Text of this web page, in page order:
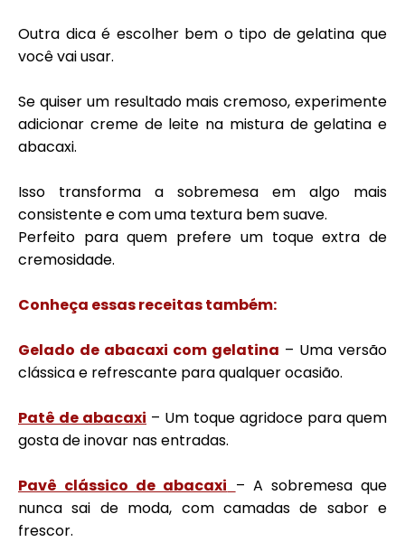
Outra dica é escolher bem o tipo de gelatina que
você vai usar.
Se quiser um resultado mais cremoso, experimente
adicionar creme de leite na mistura de gelatina e
abacaxi.
Isso transforma a sobremesa em algo mais
consistente e com uma textura bem suave.
Perfeito para quem prefere um toque extra de
cremosidade.
Conheça essas receitas também:
Gelado de abacaxi com gelatina – Uma versão
clássica e refrescante para qualquer ocasião.
Patê de abacaxi – Um toque agridoce para quem
gosta de inovar nas entradas.
Pavê clássico de abacaxi – A sobremesa que
nunca sai de moda, com camadas de sabor e
frescor.